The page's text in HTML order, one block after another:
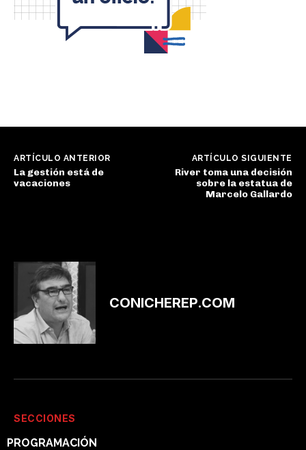
ARTÍCULO ANTERIOR
La gestión está de
vacaciones
ARTÍCULO SIGUIENTE
River toma una decisión
sobre la estatua de
Marcelo Gallardo
CONICHEREP.COM
SECCIONES
PROGRAMACIÓN